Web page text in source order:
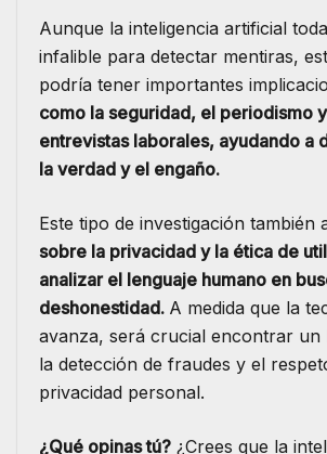
Aunque la inteligencia artificial
infalible para detectar mentiras,
podría tener importantes
como la seguridad, el periodismo
entrevistas laborales, ayudando a
la verdad y el engaño.
Este tipo de investigación también
sobre la privacidad y la ética de
analizar el lenguaje humano en
deshonestidad. A medida que la
avanza, será crucial encontrar un
la detección de fraudes y el
privacidad personal.
¿Qué opinas tú? ¿Crees que la